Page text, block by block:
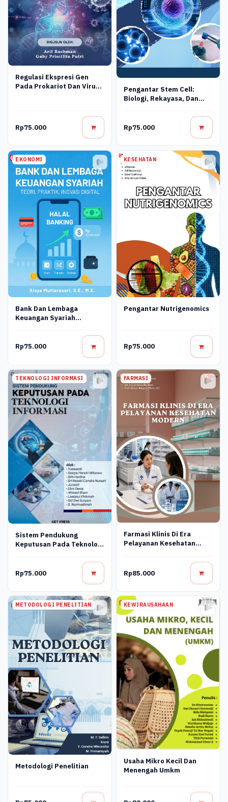
Regulasi Ekspresi Gen
Pada Prokariot Dan Virus:
Rp75.000
Pengantar Stem Cell:
Biologi, Rekayasa, Dan
Rp75.000
EKONOMI
Bank Dan Lembaga
Keuangan Syariah
Rp75.000
KESEHATAN
Pengantar Nutrigenomics
Rp75.000
TEKNOLOGI INFORMASI
Sistem Pendukung
Keputusan Pada Teknologi
Rp75.000
FARMASI
Farmasi Klinis Di Era
Pelayanan Kesehatan
Rp85.000
METODOLOGI PENELITIAN
Metodologi Penelitian
KEWIRAUSAHAAN
Usaha Mikro Kecil Dan
Menengah Umkm